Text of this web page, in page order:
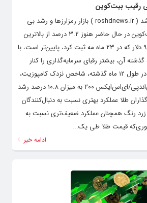
بی رقیب بیت‌کوین
پایگاه خبری و تحلیلی رشد ( roshdnews.ir ) بازار رمزارزها و رشد بی
رقیب بیت‌کوینقیمت بیت‌کوین در حال حاضر هنوز ۳.۲ درصد از بالاترین
قیمت خود، ۱۱۱ هزار و ۹۷۰ دلار که در ۲۳ ماه مه ثبت کرد، پایین‌تر است، با
عملکرد ۱۲ ماهه گذشته آن، بیشتر رقبای سرمایه‌گذاری را کنار
می‌زند. به گزارش ایسنا، در طول ۱۲ ماه گذشته، شاخص نزدک کامپوزیت،
۱۰.۹ درصد و شاخص اس‌اندپی/ای‌اس‌ایکس ۲۰۰ به میزان ۱۰.۸ درصد رشد
طلا عملکرد بهتری نسبت به دنبال‌کنندگان
زرد رنگ همچنان عملکرد ضعیف‌تری نسبت به
قیمت طلا طی یک...
ادامه خبر